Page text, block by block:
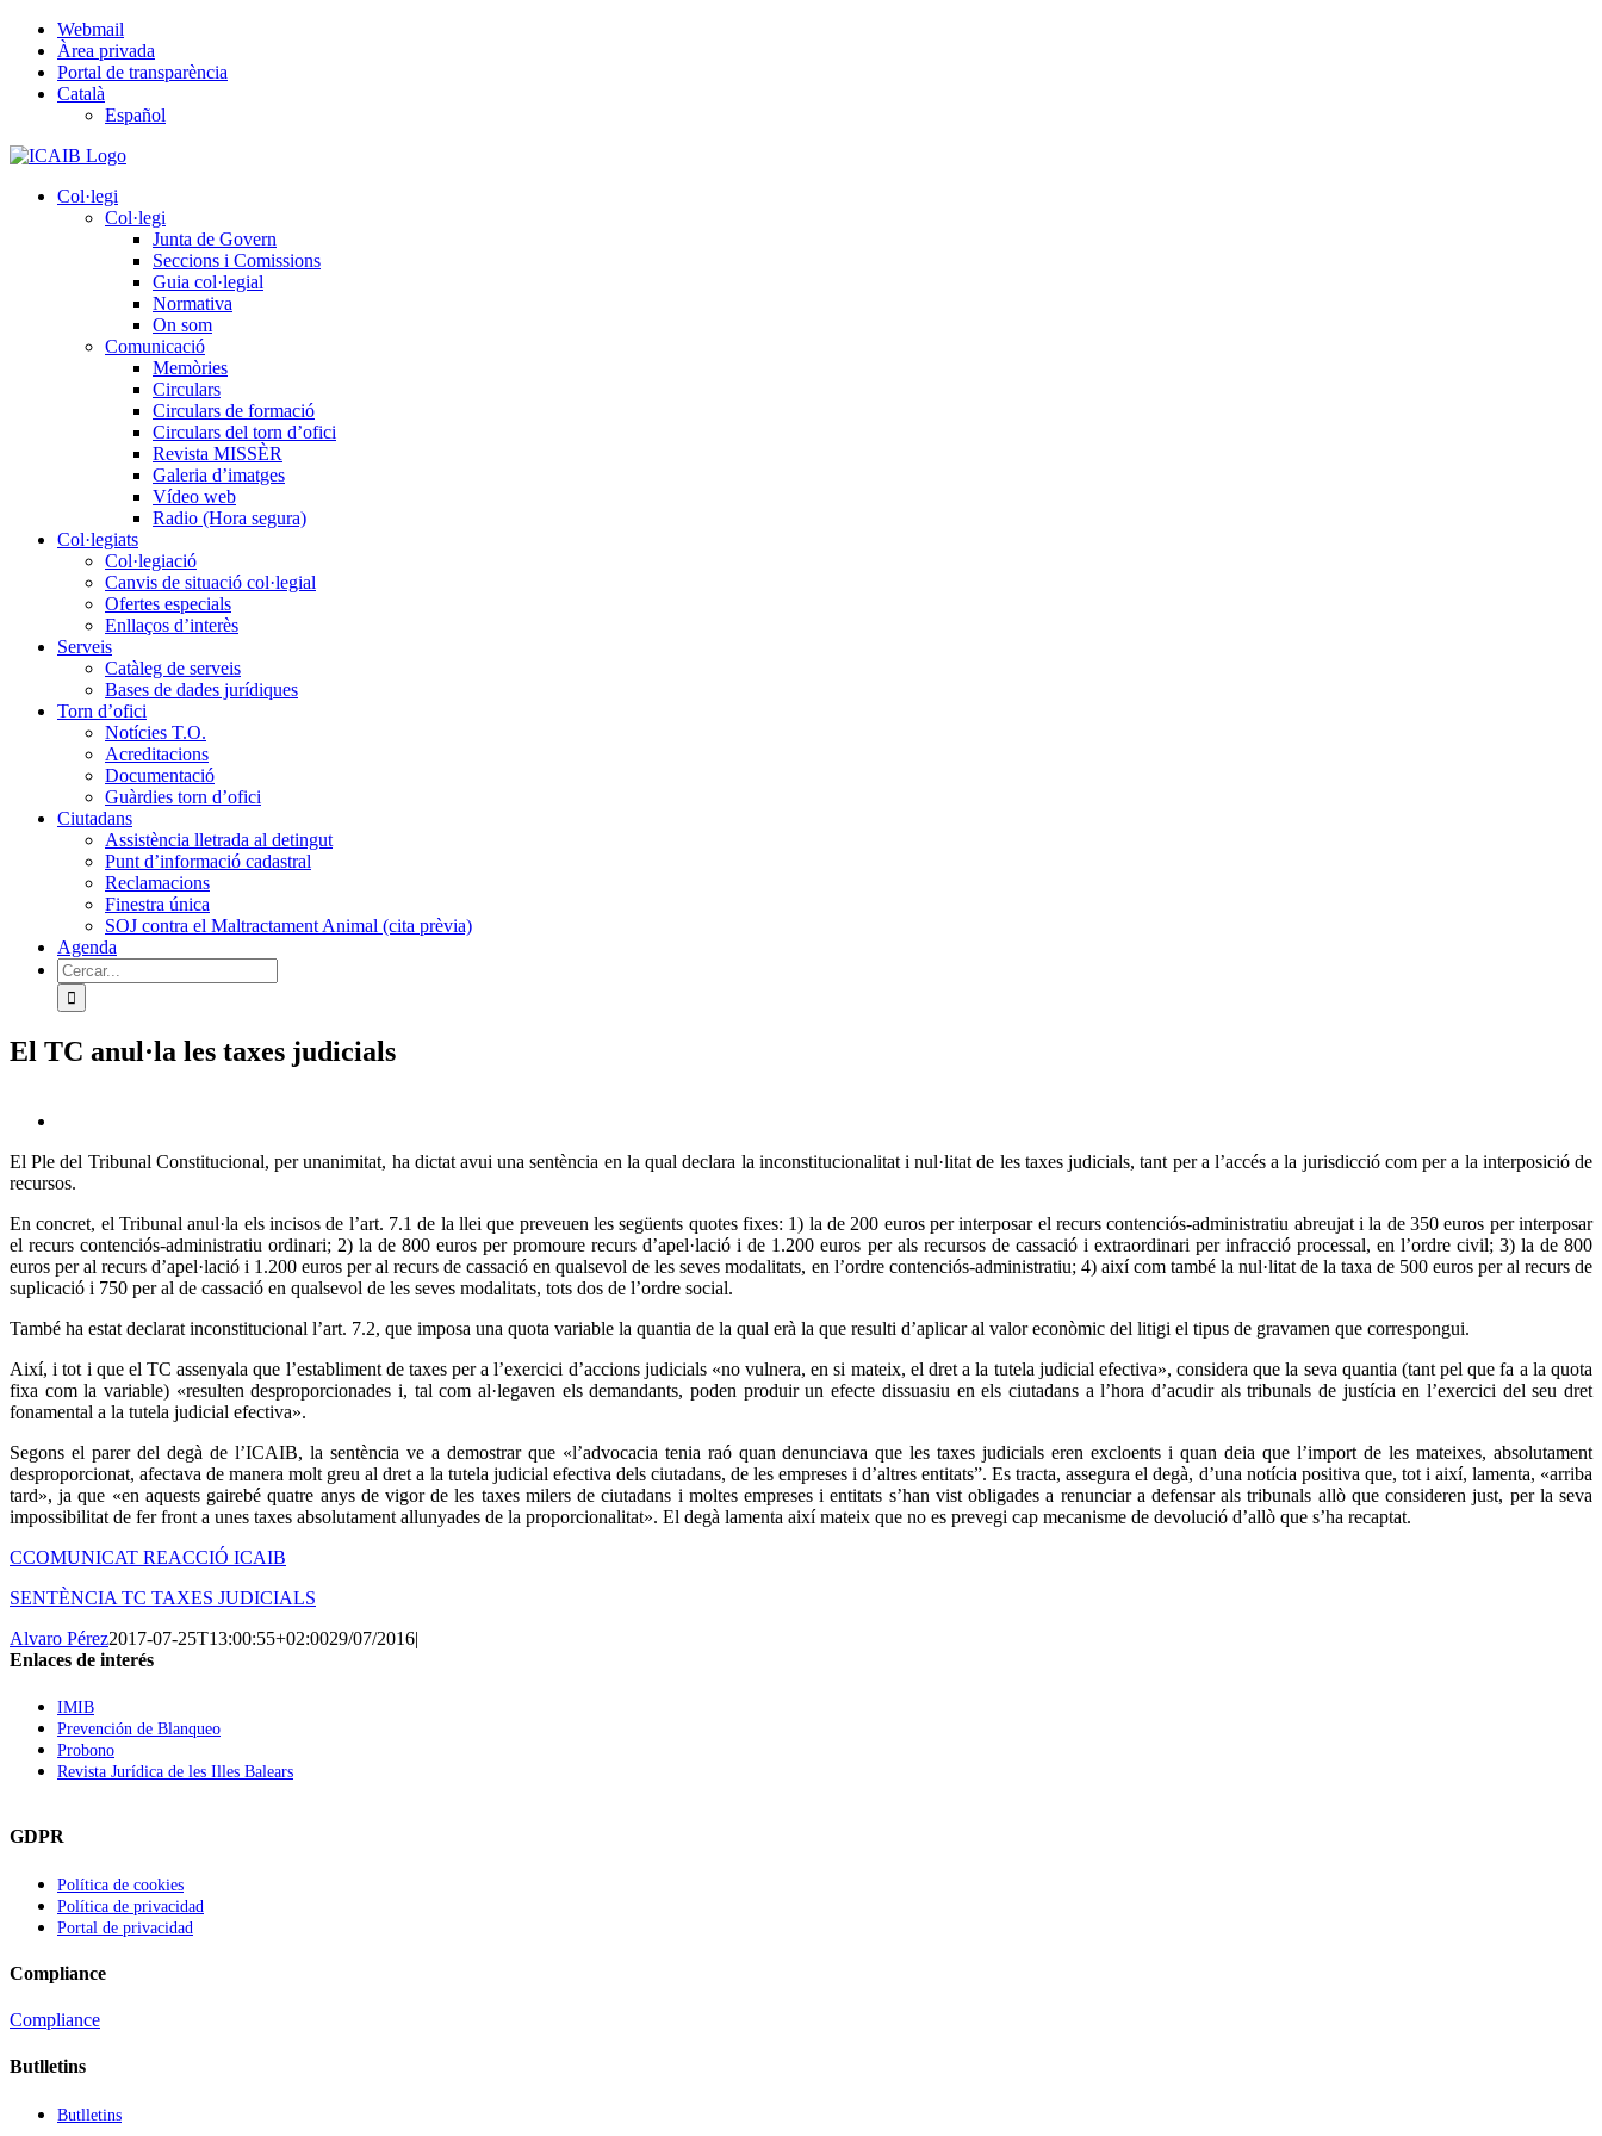
Skip
content
Webmail
Àrea privada
Portal de transparència
Català
Español
Col·legi
Col·legi
Junta de Govern
Seccions i Comissions
Guia col·legial
Normativa
On som
Comunicació
Memòries
Circulars
Circulars de formació
Circulars del torn d’ofici
Revista MISSÈR
Galeria d’imatges
Vídeo web
Radio (Hora segura)
Col·legiats
Col·legiació
Canvis de situació col·legial
Ofertes especials
Enllaços d’interès
Serveis
Catàleg de serveis
Bases de dades jurídiques
Torn d’ofici
Notícies T.O.
Acreditacions
Documentació
Guàrdies torn d’ofici
Ciutadans
Assistència lletrada al detingut
Punt d’informació cadastral
Reclamacions
Finestra única
SOJ contra el Maltractament Animal (cita prèvia)
Agenda
Cerca
…
El TC anul·la les taxes judicials
Image
El Ple del Tribunal Constitucional, per unanimitat, ha dictat avui una sentència en la qual declara la inconstitucionalitat i nul·litat de les taxes judicials, tant per a l’accés a la jurisdicció com per a la interposició de
recursos.
En concret, el Tribunal anul·la els incisos de l’art. 7.1 de la llei que preveuen les següents quotes fixes: 1) la de 200 euros per interposar el recurs contenciós-administratiu abreujat i la de 350 euros per interposar
el recurs contenciós-administratiu ordinari; 2) la de 800 euros per promoure recurs d’apel·lació i de 1.200 euros per als recursos de cassació i extraordinari per infracció processal, en l’ordre civil; 3) la de 800
euros per al recurs d’apel·lació i 1.200 euros per al recurs de cassació en qualsevol de les seves modalitats, en l’ordre contenciós-administratiu; 4) així com també la nul·litat de la taxa de 500 euros per al recurs de
suplicació i 750 per al de cassació en qualsevol de les seves modalitats, tots dos de l’ordre social.
També ha estat declarat inconstitucional l’art. 7.2, que imposa una quota variable la quantia de la qual erà la que resulti d’aplicar al valor econòmic del litigi el tipus de gravamen que correspongui.
Així, i tot i que el TC assenyala que l’establiment de taxes per a l’exercici d’accions judicials «no vulnera, en si mateix, el dret a la tutela judicial efectiva», considera que la seva quantia (tant pel que fa a la quota
fixa com la variable) «resulten desproporcionades i, tal com al·legaven els demandants, poden produir un efecte dissuasiu en els ciutadans a l’hora d’acudir als tribunals de justícia en l’exercici del seu dret
fonamental a la tutela judicial efectiva».
Segons el parer del degà de l’ICAIB, la sentència ve a demostrar que «l’advocacia tenia raó quan denunciava que les taxes judicials eren excloents i quan deia que l’import de les mateixes, absolutament
desproporcionat, afectava de manera molt greu al dret a la tutela judicial efectiva dels ciutadans, de les empreses i d’altres entitats”. Es tracta, assegura el degà, d’una notícia positiva que, tot i així, lamenta, «arriba
tard», ja que «en aquests gairebé quatre anys de vigor de les taxes milers de ciutadans i moltes empreses i entitats s’han vist obligades a renunciar a defensar als tribunals allò que consideren just, per la seva
impossibilitat de fer front a unes taxes absolutament allunyades de la proporcionalitat». El degà lamenta així mateix que no es prevegi cap mecanisme de devolució d’allò que s’ha recaptat.
CCOMUNICAT REACCIÓ ICAIB
SENTÈNCIA TC TAXES JUDICIALS
Alvaro Pérez2017-07-25T13:00:55+02:0029/07/2016|
Enlaces de interés
IMIB
Prevención de Blanqueo
Probono
Revista Jurídica de les Illes Balears
GDPR
Política de cookies
Política de privacidad
Portal de privacidad
Compliance
Compliance
Butlletins
Butlletins